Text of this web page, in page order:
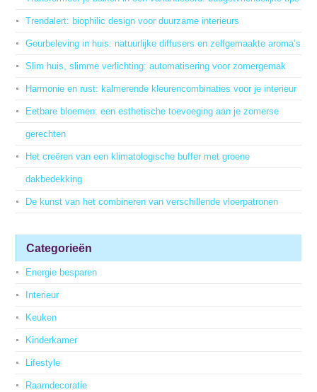
Trendalert: biophilic design voor duurzame interieurs
Geurbeleving in huis: natuurlijke diffusers en zelfgemaakte aroma’s
Slim huis, slimme verlichting: automatisering voor zomergemak
Harmonie en rust: kalmerende kleurencombinaties voor je interieur
Eetbare bloemen: een esthetische toevoeging aan je zomerse
gerechten
Het creëren van een klimatologische buffer met groene
dakbedekking
De kunst van het combineren van verschillende vloerpatronen
Categorieën
Energie besparen
Interieur
Keuken
Kinderkamer
Lifestyle
Raamdecoratie